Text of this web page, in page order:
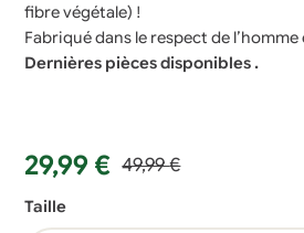
fibre végétale) !
Fabriqué dans le respect de l’homme
Dernières pièces disponibles .
49,99€
Le
prix
29,99 €
Le
prix
Taille